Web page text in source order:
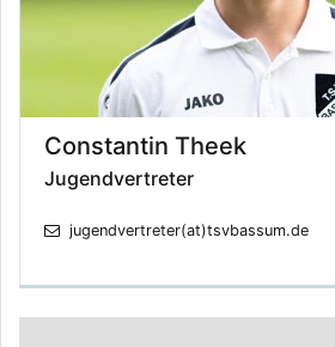
Constantin Theek
Jugendvertreter
jugendvertreter(at)tsvbassum.de